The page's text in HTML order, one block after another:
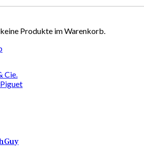
Produkte im Warenkorb.
Cie.